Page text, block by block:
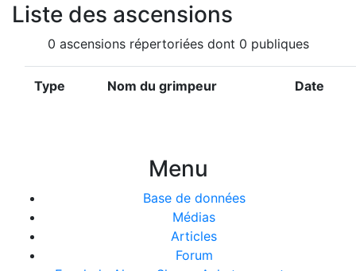
Liste des ascensions
0 ascensions répertoriées dont 0 publiques
Type Nom du grimpeur Date
Menu
Base de données
Médias
Articles
Forum